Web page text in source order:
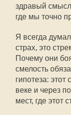
здравый
где мы точно
Я всегда
страх, это
Почему они
смелость
гипотеза:
веке и через
мест, где этот